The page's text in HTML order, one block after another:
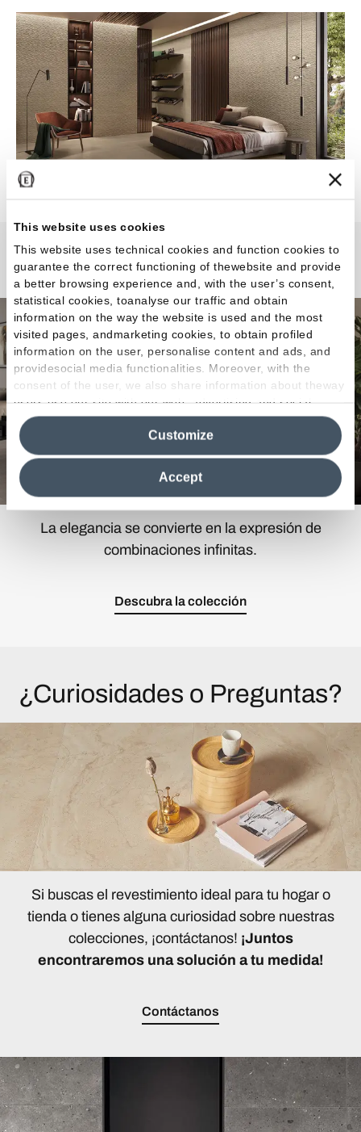
This website uses cookies
This website uses technical cookies and function cookies to
guarantee the correct functioning of thewebsite and provide
a better browsing experience and, with the user’s consent,
statistical cookies, toanalyse our traffic and obtain
information on the way the website is used and the most
visited pages, andmarketing cookies, to obtain profiled
information on the user, personalise content and ads, and
providesocial media functionalities. Moreover, with the
consent of the user, we also share information about theway
users use our site with our web, advertising and social
media analytics partners, who may combine itwith other
information in their possession. By closing this banner,
clicking on "Reject", it will be possible tocontinue browsing
the site after installing only technical cookies. For more
information see the
Cookie Policy
Accept
Customize
Elegance Pro
La elegancia se convierte en la expresión de
combinaciones infinitas.
Descubra la colección
¿Curiosidades o Preguntas?
Si buscas el revestimiento ideal para tu hogar o
tienda o tienes alguna curiosidad sobre nuestras
colecciones, ¡contáctanos! ¡Juntos
encontraremos una solución a tu medida!
Contáctanos